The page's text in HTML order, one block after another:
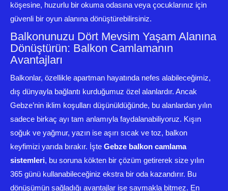
köşesine, huzurlu bir okuma odasına veya çocuklarınız için
güvenli bir oyun alanına dönüştürebilirsiniz.
Balkonunuzu Dört Mevsim Yaşam Alanına
Dönüştürün: Balkon Camlamanın
Avantajları
Balkonlar, özellikle apartman hayatında nefes alabileceğimiz,
dış dünyayla bağlantı kurduğumuz özel alanlardır. Ancak
Gebze’nin iklim koşulları düşünüldüğünde, bu alanlardan yılın
sadece birkaç ayı tam anlamıyla faydalanabiliyoruz. Kışın
soğuk ve yağmur, yazın ise aşırı sıcak ve toz, balkon
keyfimizi yarıda bırakır. İşte Gebze balkon camlama
sistemleri, bu soruna kökten bir çözüm getirerek size yılın
365 günü kullanabileceğiniz ekstra bir oda kazandırır. Bu
dönüşümün sağladığı avantajlar ise saymakla bitmez. En